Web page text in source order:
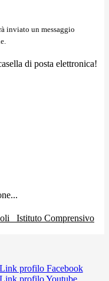
inviato un messaggio
di posta elettronica!
Istituto Comprensivo